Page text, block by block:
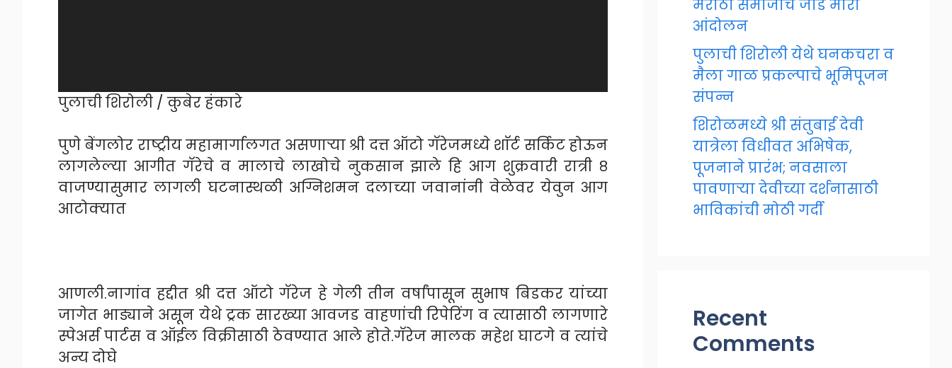
पुलाची शिरोली / कुबेर हंकारे
पुणे बेंगलोर राष्ट्रीय महामार्गालगत असणाऱ्या श्री दत्त ऑटो गॅरेजमध्ये शाॅर्ट सर्किट होऊन
लागलेल्या आगीत गॅरेचे व मालाचे लाखोचे नुकसान झाले हि आग शुक्रवारी रात्री ८
वाजण्यासुमार लागली घटनास्थळी अग्निशमन दलाच्या जवानांनी वेळेवर येवुन आग
आटोक्यात
आणली.नागांव हद्दीत श्री दत्त ऑटो गॅरेज हे गेली तीन वर्षांपासून सुभाष बिडकर यांच्या
जागेत भाड्याने असून येथे ट्रक सारख्या आवजड वाहणांची रिपेरिंग व त्यासाठी लागणारे
स्पेअर्स पार्टस व ऑईल विक्रीसाठी ठेवण्यात आले होते.गॅरेज मालक महेश घाटगे व त्यांचे
अन्य दोघे
मराठा समाजाचे जोडे मारो
आंदोलन
पुलाची शिरोली येथे घनकचरा व
मैला गाळ प्रकल्पाचे भूमिपूजन
संपन्न
शिरोळमध्ये श्री संतुबाई देवी
यात्रेला विधीवत अभिषेक,
पूजनाने प्रारंभ; नवसाला
पावणाऱ्या देवीच्या दर्शनासाठी
भाविकांची मोठी गर्दी
Recent
Comments